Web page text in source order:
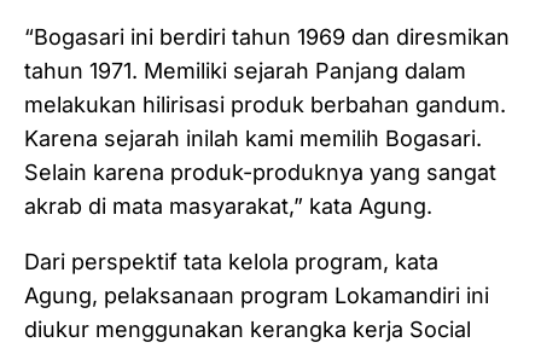
“Bogasari ini berdiri tahun 1969 dan diresmikan
tahun 1971. Memiliki sejarah Panjang dalam
melakukan hilirisasi produk berbahan gandum.
Karena sejarah inilah kami memilih Bogasari.
Selain karena produk-produknya yang sangat
akrab di mata masyarakat,” kata Agung.
Dari perspektif tata kelola program, kata
Agung, pelaksanaan program Lokamandiri ini
diukur menggunakan kerangka kerja Social